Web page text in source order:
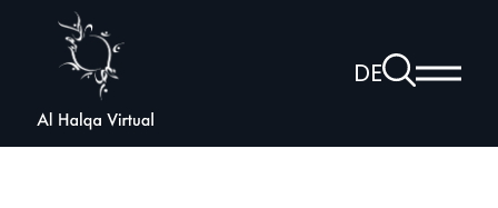
Halqa
DEZur
Suchseite